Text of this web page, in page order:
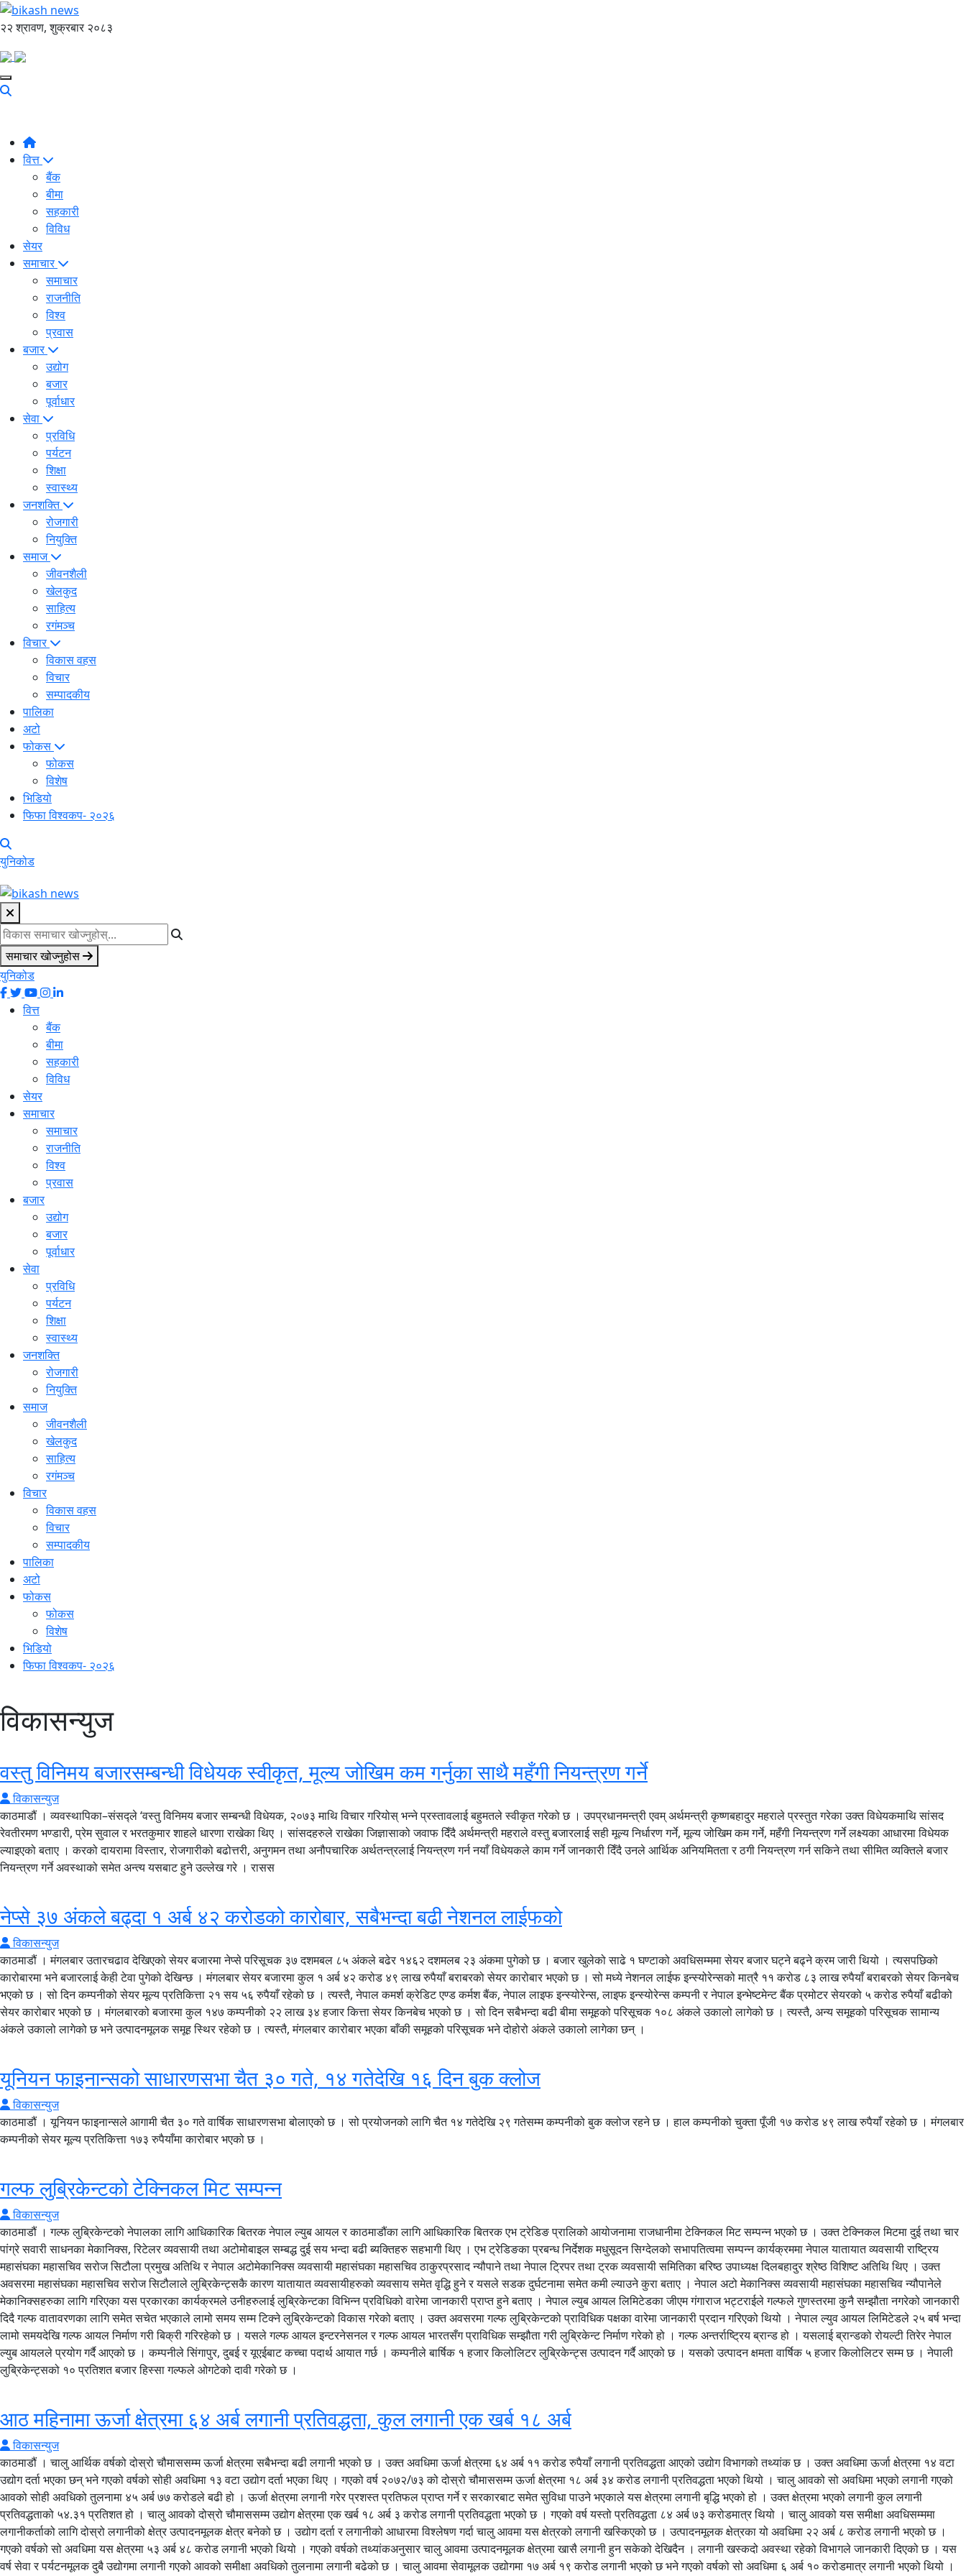
२२ श्रावण, शुक्रबार २०८३
वित्त
बैंक
बीमा
सहकारी
विविध
सेयर
समाचार
समाचार
राजनीति
विश्व
प्रवास
बजार
उद्योग
बजार
पूर्वाधार
सेवा
प्रविधि
पर्यटन
शिक्षा
स्वास्थ्य
जनशक्ति
रोजगारी
नियुक्ति
समाज
जीवनशैली
खेलकुद
साहित्य
रगंमञ्च
विचार
विकास वहस
विचार
सम्पादकीय
पालिका
अटो
फोकस
फोकस
विशेष
भिडियो
फिफा विश्वकप- २०२६
युनिकोड
समाचार खोज्नुहोस
युनिकोड
वित्त
बैंक
बीमा
सहकारी
विविध
सेयर
समाचार
समाचार
राजनीति
विश्व
प्रवास
बजार
उद्योग
बजार
पूर्वाधार
सेवा
प्रविधि
पर्यटन
शिक्षा
स्वास्थ्य
जनशक्ति
रोजगारी
नियुक्ति
समाज
जीवनशैली
खेलकुद
साहित्य
रगंमञ्च
विचार
विकास वहस
विचार
सम्पादकीय
पालिका
अटो
फोकस
फोकस
विशेष
भिडियो
फिफा विश्वकप- २०२६
विकासन्युज
वस्तु विनिमय बजारसम्बन्धी विधेयक स्वीकृत, मूल्य जोखिम कम गर्नुका साथै महँगी नियन्त्रण गर्ने
विकासन्युज
काठमाडौं । व्यवस्थापिका–संसद्ले ‘वस्तु विनिमय बजार सम्बन्धी विधेयक, २०७३ माथि विचार गरियोस् भन्ने प्रस्तावलाई बहुमतले स्वीकृत गरेको छ । उपप्रधानमन्त्री एवम् अर्थमन्त्री कृष्णबहादुर महराले प्रस्तुत गरेका उक्त विधेयकमाथि सांसद
रेवतीरमण भण्डारी, प्रेम सुवाल र भरतकुमार शाहले धारणा राखेका थिए । सांसदहरुले राखेका जिज्ञासाको जवाफ दिँदै अर्थमन्त्री महराले वस्तु बजारलाई सही मूल्य निर्धारण गर्ने, मूल्य जोखिम कम गर्ने, महँगी नियन्त्रण गर्ने लक्ष्यका आधारमा विधेयक
ल्याइएको बताए । करको दायरामा विस्तार, रोजगारीको बढोत्तरी, अनुगमन तथा अनौपचारिक अर्थतन्त्रलाई नियन्त्रण गर्न नयाँ विधेयकले काम गर्ने जानकारी दिँदै उनले आर्थिक अनियमितता र ठगी नियन्त्रण गर्न सकिने तथा सीमित व्यक्तिले बजार
नियन्त्रण गर्ने अवस्थाको समेत अन्त्य यसबाट हुने उल्लेख गरे । रासस
नेप्से ३७ अंकले बढ्दा १ अर्ब ४२ करोडको कारोबार, सबैभन्दा बढी नेशनल लाईफको
विकासन्युज
काठमाडौं । मंगलबार उतारचढाव देखिएको सेयर बजारमा नेप्से परिसूचक ३७ दशमबल ८५ अंकले बढेर १४६२ दशमलब २३ अंकमा पुगेको छ । बजार खुलेको साढे १ घण्टाको अवधिसम्ममा सेयर बजार घट्ने बढ्ने क्रम जारी थियो । त्यसपछिको
कारोबारमा भने बजारलाई केही टेवा पुगेको देखिन्छ । मंगलबार सेयर बजारमा कुल १ अर्ब ४२ करोड ४९ लाख रुपैयाँ बराबरको सेयर कारोबार भएको छ । सो मध्ये नेशनल लाईफ इन्स्योरेन्सको मात्रै ११ करोड ८३ लाख रुपैयाँ बराबरको सेयर किनबेच
भएको छ । सो दिन कम्पनीको सेयर मूल्य प्रतिकित्ता २१ सय ५६ रुपैयाँ रहेको छ । त्यस्तै, नेपाल कमर्श क्रेडिट एण्ड कर्मश बैंक, नेपाल लाइफ इन्स्योरेन्स, लाइफ इन्स्योरेन्स कम्पनी र नेपाल इन्भेष्टमेन्ट बैंक प्रमोटर सेयरको ५ करोड रुपैयाँ बढीको
सेयर कारोबार भएको छ । मंगलबारको बजारमा कुल १४७ कम्पनीको २२ लाख ३४ हजार कित्ता सेयर किनबेच भएको छ । सो दिन सबैभन्दा बढी बीमा समूहको परिसूचक १०८ अंकले उकालो लागेको छ । त्यस्तै, अन्य समूहको परिसूचक सामान्य
अंकले उकालो लागेको छ भने उत्पादनमूलक समूह स्थिर रहेको छ । त्यस्तै, मंगलबार कारोबार भएका बाँकी समूहको परिसूचक भने दोहोरो अंकले उकालो लागेका छन् ।
यूनियन फाइनान्सको साधारणसभा चैत ३० गते, १४ गतेदेखि १६ दिन बुक क्लोज
विकासन्युज
काठमाडौं । यूनियन फाइनान्सले आगामी चैत ३० गते वार्षिक साधारणसभा बोलाएको छ । सो प्रयोजनको लागि चैत १४ गतेदेखि २९ गतेसम्म कम्पनीको बुक क्लोज रहने छ । हाल कम्पनीको चुक्ता पूँजी १७ करोड ४९ लाख रुपैयाँ रहेको छ । मंगलबार
कम्पनीको सेयर मूल्य प्रतिकित्ता १७३ रुपैयाँमा कारोबार भएको छ ।
गल्फ लुब्रिकेन्टको टेक्निकल मिट सम्पन्न
विकासन्युज
काठमाडौं । गल्फ लुब्रिकेन्टको नेपालका लागि आधिकारिक बितरक नेपाल ल्युब आयल र काठमाडौंका लागि आधिकारिक बितरक एभ ट्रेडिङ प्रालिको आयोजनामा राजधानीमा टेक्निकल मिट सम्पन्न भएको छ । उक्त टेक्निकल मिटमा दुई तथा चार
पांग्रे सवारी साधनका मेकानिक्स, रिटेलर व्यवसायी तथा अटोमोबाइल सम्बद्ध दुई सय भन्दा बढी ब्यक्तिहरु सहभागी थिए । एभ ट्रेडिङका प्रबन्ध निर्देशक मधुसूदन सिग्देलको सभापतित्वमा सम्पन्न कार्यक्रममा नेपाल यातायात व्यवसायी राष्ट्रिय
महासंघका महासचिव सरोज सिटौला प्रमुख अतिथि र नेपाल अटोमेकानिक्स व्यवसायी महासंघका महासचिव ठाकुरप्रसाद न्यौपाने तथा नेपाल ट्रिपर तथा ट्रक व्यवसायी समितिका बरिष्ठ उपाध्यक्ष दिलबहादुर श्रेष्ठ विशिष्ट अतिथि थिए । उक्त
अवसरमा महासंघका महासचिव सरोज सिटौलाले लुब्रिकेन्ट्सकै कारण यातायात व्यवसायीहरुको व्यवसाय समेत वृद्धि हुने र यसले सडक दुर्घटनामा समेत कमी ल्याउने कुरा बताए । नेपाल अटो मेकानिक्स व्यवसायी महासंघका महासचिव न्यौपानेले
मेकानिक्सहरुका लागि गरिएका यस प्रकारका कार्यक्रमले उनीहरुलाई लुब्रिकेन्टका विभिन्न प्रविधिको वारेमा जानकारी प्राप्त हुने बताए । नेपाल ल्युब आयल लिमिटेडका जीएम गंगाराज भट्टराईले गल्फले गुणस्तरमा कुनै सम्झौता नगरेको जानकारी
दिदै गल्फ वातावरणका लागि समेत सचेत भएकाले लामो समय सम्म टिक्ने लुब्रिकेन्टको विकास गरेको बताए । उक्त अवसरमा गल्फ लुब्रिकेन्टको प्राविधिक पक्षका वारेमा जानकारी प्रदान गरिएको थियो । नेपाल ल्युव आयल लिमिटेडले २५ बर्ष भन्दा
लामो समयदेखि गल्फ आयल निर्माण गरी बिक्री गरिरहेको छ । यसले गल्फ आयल इन्टरनेसनल र गल्फ आयल भारतसँग प्राविधिक सम्झौता गरी लुब्रिकेन्ट निर्माण गरेको हो । गल्फ अन्तर्राष्ट्रिय ब्रान्ड हो । यसलाई ब्रान्डको रोयल्टी तिरेर नेपाल
ल्युब आयलले प्रयोग गर्दै आएको छ । कम्पनीले सिंगापुर, दुबई र यूएईबाट कच्चा पदार्थ आयात गर्छ । कम्पनीले बार्षिक १ हजार किलोलिटर लुब्रिकेन्ट्स उत्पादन गर्दै आएको छ । यसको उत्पादन क्षमता वार्षिक ५ हजार किलोलिटर सम्म छ । नेपाली
लुब्रिकेन्ट्सको १० प्रतिशत बजार हिस्सा गल्फले ओगटेको दावी गरेको छ ।
आठ महिनामा ऊर्जा क्षेत्रमा ६४ अर्ब लगानी प्रतिवद्धता, कुल लगानी एक खर्ब १८ अर्ब
विकासन्युज
काठमाडौं । चालु आर्थिक वर्षको दोस्रो चौमाससम्म ऊर्जा क्षेत्रमा सबैभन्दा बढी लगानी भएको छ । उक्त अवधिमा ऊर्जा क्षेत्रमा ६४ अर्ब ११ करोड रुपैयाँ लगानी प्रतिवद्धता आएको उद्योग विभागको तथ्यांक छ । उक्त अवधिमा ऊर्जा क्षेत्रमा १४ वटा
उद्योग दर्ता भएका छन् भने गएको वर्षको सोही अवधिमा १३ वटा उद्योग दर्ता भएका थिए । गएको वर्ष २०७२/७३ को दोस्रो चौमाससम्म ऊर्जा क्षेत्रमा १८ अर्ब ३४ करोड लगानी प्रतिवद्धता भएको थियो । चालु आवको सो अवधिमा भएको लगानी गएको
आवको सोही अवधिको तुलनामा ४५ अर्ब ७७ करोडले बढी हो । ऊर्जा क्षेत्रमा लगानी गरेर प्रशस्त प्रतिफल प्राप्त गर्ने र सरकारबाट समेत सुविधा पाउने भएकाले यस क्षेत्रमा लगानी बृद्धि भएको हो । उक्त क्षेत्रमा भएको लगानी कुल लगानी
प्रतिवद्धताको ५४.३१ प्रतिशत हो । चालु आवको दोस्रो चौमाससम्म उद्योग क्षेत्रमा एक खर्ब १८ अर्ब ३ करोड लगानी प्रतिवद्धता भएको छ । गएको वर्ष यस्तो प्रतिवद्धता ८४ अर्ब ७३ करोडमात्र थियो । चालु आवको यस समीक्षा अवधिसम्ममा
लगानीकर्ताको लागि दोस्रो लगानीको क्षेत्र उत्पादनमूलक क्षेत्र बनेको छ । उद्योग दर्ता र लगानीको आधारमा विश्लेषण गर्दा चालु आवमा यस क्षेत्रको लगानी खस्किएको छ । उत्पादनमूलक क्षेत्रका यो अवधिमा २२ अर्ब ८ करोड लगानी भएको छ ।
गएको वर्षको सो अवधिमा यस क्षेत्रमा ५३ अर्ब ४८ करोड लगानी भएको थियो । गएको वर्षको तथ्यांकअनुसार चालु आवमा उत्पादनमूलक क्षेत्रमा खासै लगानी हुन सकेको देखिदैन । लगानी खस्कदो अवस्था रहेको विभागले जानकारी दिएको छ । यस
वर्ष सेवा र पर्यटनमूलक दुबै उद्योगमा लगानी गएको आवको समीक्षा अवधिको तुलनामा लगानी बढेको छ । चालु आवमा सेवामूलक उद्योगमा १७ अर्ब १९ करोड लगानी भएको छ भने गएको वर्षको सो अवधिमा ६ अर्ब १० करोडमात्र लगानी भएको थियो ।